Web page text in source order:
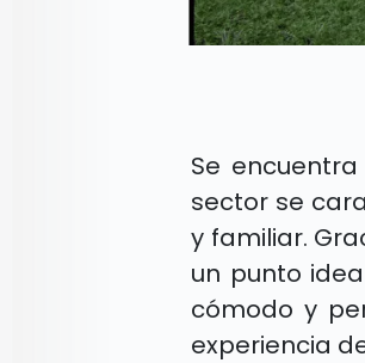
Se
sector se
y familiar.
un punto
cómodo y
experiencia